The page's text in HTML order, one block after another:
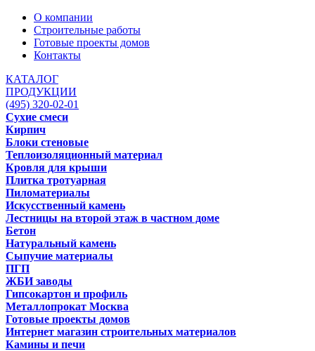
О компании
Строительные работы
Готовые проекты домов
Контакты
КАТАЛОГ
ПРОДУКЦИИ
(495) 320-02-01
Сухие смеси
Кирпич
Блоки стеновые
Теплоизоляционный материал
Кровля для крыши
Плитка тротуарная
Пиломатериалы
Искусственный камень
Лестницы на второй этаж в частном доме
Бетон
Натуральный камень
Сыпучие материалы
ПГП
ЖБИ заводы
Гипсокартон и профиль
Металлопрокат Москва
Готовые проекты домов
Интернет магазин строительных материалов
Камины и печи